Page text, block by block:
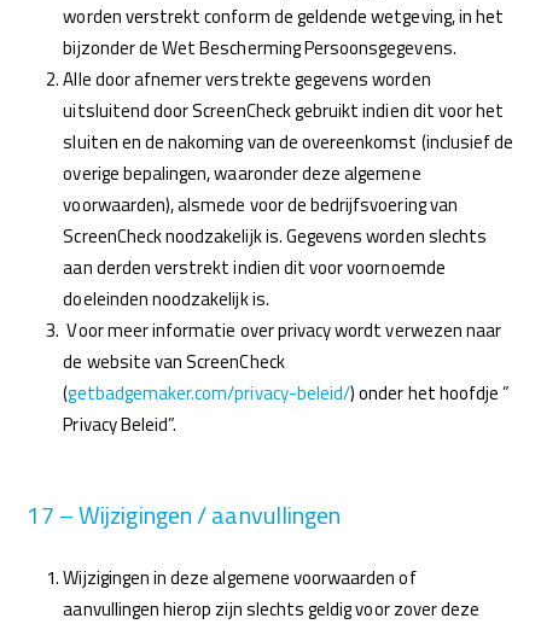
worden verstrekt conform de geldende wetgeving, in het
bijzonder de Wet Bescherming Persoonsgegevens.
Alle door afnemer verstrekte gegevens worden
uitsluitend door ScreenCheck gebruikt indien dit voor het
sluiten en de nakoming van de overeenkomst (inclusief de
overige bepalingen, waaronder deze algemene
voorwaarden), alsmede voor de bedrijfsvoering van
ScreenCheck noodzakelijk is. Gegevens worden slechts
aan derden verstrekt indien dit voor voornoemde
doeleinden noodzakelijk is.
Voor meer informatie over privacy wordt verwezen naar
de website van ScreenCheck
(getbadgemaker.com/privacy-beleid/) onder het hoofdje ”
Privacy Beleid”.
17 – Wijzigingen / aanvullingen
Wijzigingen in deze algemene voorwaarden of
aanvullingen hierop zijn slechts geldig voor zover deze